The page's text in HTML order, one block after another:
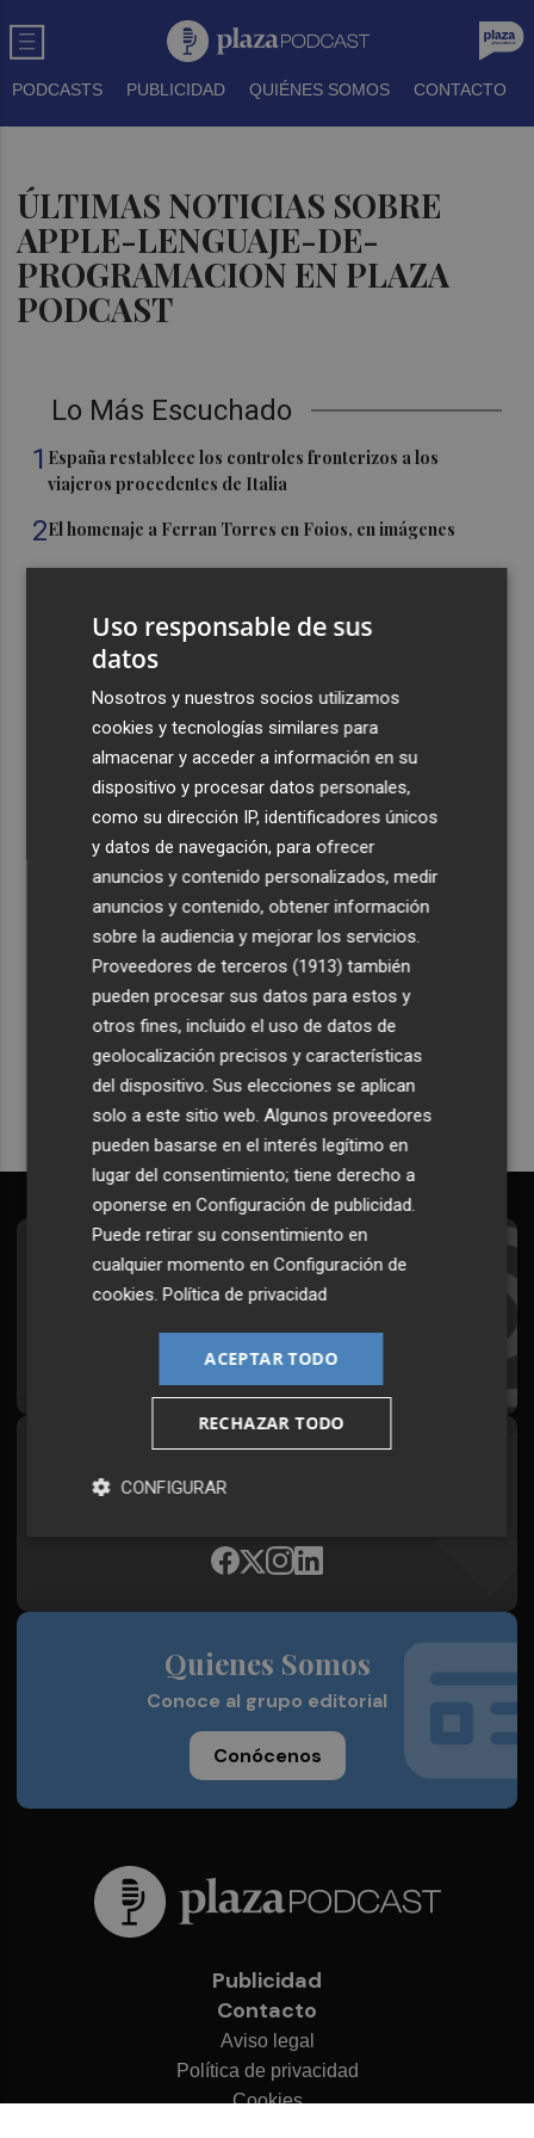
PODCASTS PUBLICIDAD QUIÉNES SOMOS CONTACTO
ÚLTIMAS NOTICIAS SOBRE
APPLE-LENGUAJE-DE-
PROGRAMACION EN PLAZA
PODCAST
Lo Más Escuchado
1 España restablece los controles fronterizos a los
viajeros procedentes de Italia
2El homenaje a Ferran Torres en Foios, en imágenes
pueblo: "Allá donde voy siempre digo que soy de Foios"
Foios se vuelca con Ferran Torres
Las '200 vidas' que llevaron a Paco Rabal de Águilas a la
cima del cine: un documental recupera la voz y la mirada
del actor
Recibe toda la actualidad de
Plaza Podcast en tu correo
Quiero suscribirme
Suscríbete al Boletín
Todos los días a primera hora en tu email
¡Quiero suscribirme!
Plaza Podcast, desde cualquier medio
Quienes Somos
Conoce al grupo editorial
Conócenos
Publicidad
Contacto
Aviso legal
Política de privacidad
Cookies
Uso responsable de sus
datos
Nosotros y nuestros socios utilizamos
cookies y tecnologías similares para
almacenar y acceder a información en su
dispositivo y procesar datos personales,
como su dirección IP, identificadores únicos
y datos de navegación, para ofrecer
anuncios y contenido personalizados, medir
anuncios y contenido, obtener información
sobre la audiencia y mejorar los servicios.
Proveedores de terceros (1913) también
pueden procesar sus datos para estos y
otros fines, incluido el uso de datos de
geolocalización precisos y características
del dispositivo. Sus elecciones se aplican
solo a este sitio web. Algunos proveedores
pueden basarse en el interés legítimo en
lugar del consentimiento; tiene derecho a
oponerse enConfiguración de publicidad
Puede retirar su consentimiento en
cualquier momento enConfiguración de
cookies .Política de privacidad
ACEPTAR TODO
RECHAZAR TODO
CONFIGURAR